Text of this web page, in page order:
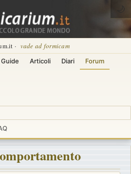
· vade ad formicam
Guide Articoli Diari Forum
🌙